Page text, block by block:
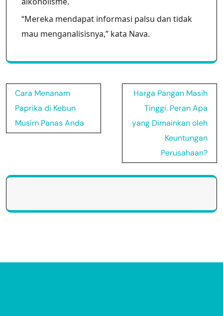
“Mereka mendapat informasi palsu dan tidak
mau menganalisisnya,” kata Nava.
Post
navigation
Cara Menanam
Paprika di Kebun
Musim Panas Anda
Harga Pangan Masih
Tinggi. Peran Apa
yang Dimainkan oleh
Keuntungan
Perusahaan?